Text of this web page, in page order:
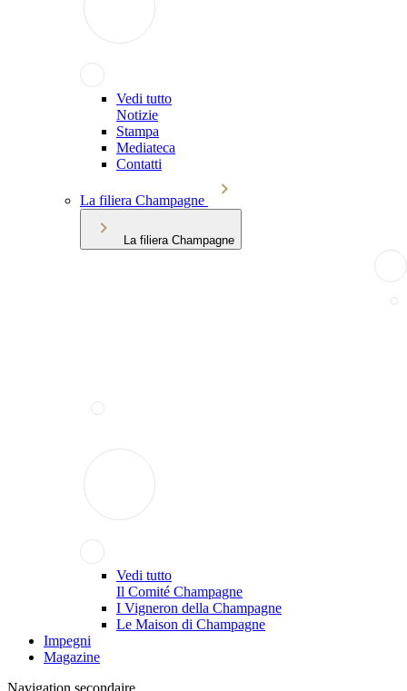
Vedi tutto
Notizie
Stampa
Mediateca
Contatti
La filiera Champagne
La filiera Champagne
Vedi tutto
Il Comité Champagne
I Vigneron della Champagne
Le Maison di Champagne
Impegni
Magazine
Navigation secondaire